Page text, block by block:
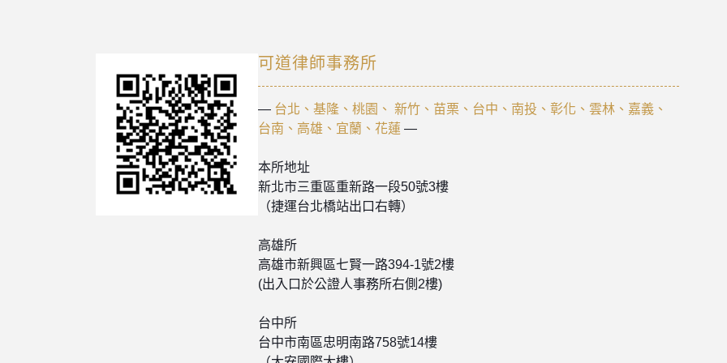
可道律師事務所
— 台北、基隆、桃園、 新竹、苗栗、台中、南投、彰化、雲林、嘉義、
台南、高雄、宜蘭、花蓮 —
本所地址
新北市三重區重新路一段50號3樓
（捷運台北橋站出口右轉）
高雄所
高雄市新興區七賢一路394-1號2樓
(出入口於公證人事務所右側2樓)
台中所
台中市南區忠明南路758號14樓